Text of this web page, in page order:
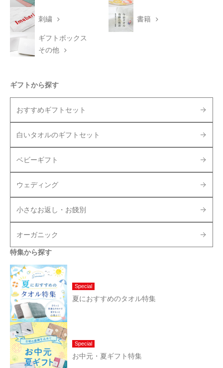
刺繍 書籍
ギフトボックス
その他
ギフトから探す
おすすめギフトセット
白いタオルのギフトセット
ベビーギフト
ウェディング
小さなお返し・お餞別
オーガニック
特集から探す
Special
夏におすすめのタオル特集
Special
お中元・夏ギフト特集